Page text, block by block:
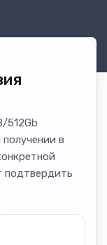
512Gb
в
подтвердить